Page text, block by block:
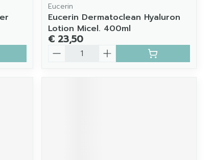
Eucerin
Eucerin Dermatoclean Hyaluron
Lotion Micel. 400ml
€ 23,50